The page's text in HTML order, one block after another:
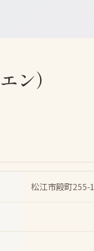
ン）
松江市殿町255-